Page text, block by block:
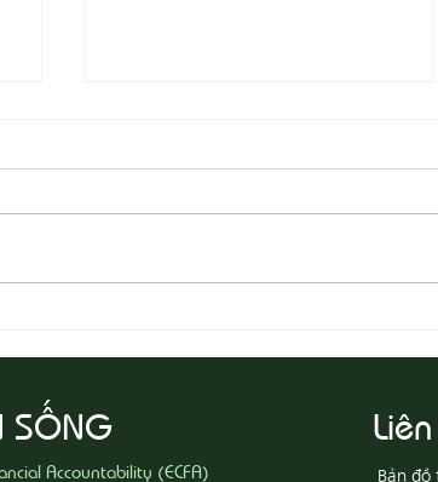
Khổ
SỐNG
Accountability (ECFA) Bản đồ